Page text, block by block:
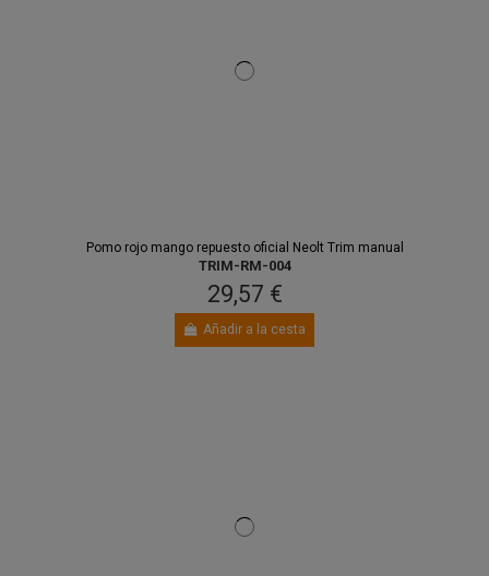
Pomo rojo mango repuesto oficial Neolt Trim manual
TRIM-RM-004
29,57 €
Añadir a la cesta